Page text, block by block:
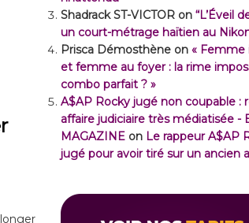
Shadrack ST-VICTOR on “L’Éveil
un court-métrage haïtien au
Prisca Démosthène on « Femme
et femme au foyer : la rime
combo parfait ? »
A$AP Rocky jugé non coupable :
affaire judiciaire très médiatisée -
MAGAZINE on Le rappeur A$AP
jugé pour avoir tiré sur un ancien